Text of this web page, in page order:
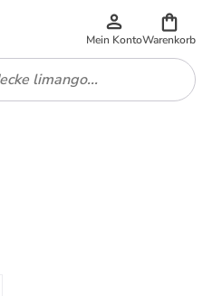
Mein KontoWarenkorb